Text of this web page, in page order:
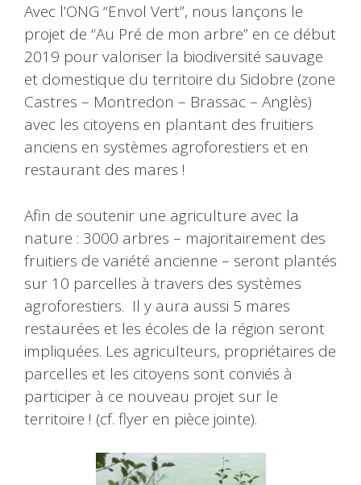
Avec l’ONG “Envol Vert”, nous lançons le
projet de “Au Pré de mon arbre” en ce début
2019 pour valoriser la biodiversité sauvage
et domestique du territoire du Sidobre (zone
Castres – Montredon – Brassac – Anglès)
avec les citoyens en plantant des fruitiers
anciens en systèmes agroforestiers et en
restaurant des mares !
Afin de soutenir une agriculture avec la
nature : 3000 arbres – majoritairement des
fruitiers de variété ancienne – seront plantés
sur 10 parcelles à travers des systèmes
agroforestiers. Il y aura aussi 5 mares
restaurées et les écoles de la région seront
impliquées. Les agriculteurs, propriétaires de
parcelles et les citoyens sont conviés à
participer à ce nouveau projet sur le
territoire ! (cf. flyer en pièce jointe).